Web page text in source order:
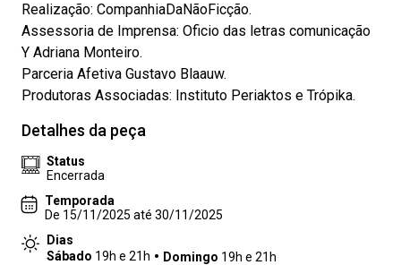
Realização: CompanhiaDaNãoFicção.
Assessoria de Imprensa: Oficio das letras comunicação
Y Adriana Monteiro.
Parceria Afetiva Gustavo Blaauw.
Produtoras Associadas: Instituto Periaktos e Trópika.
Detalhes da peça
Status
Encerrada
Temporada
De 15/11/2025 até 30/11/2025
Dias
Sábado 19h e 21h Domingo 19h e 21h